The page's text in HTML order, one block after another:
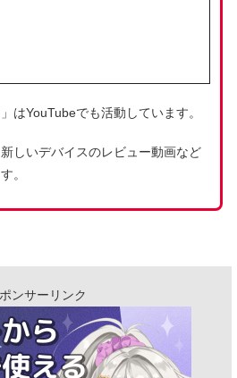
はYouTubeでも活動しています。
しいデバイスのレビュー動画など
。
ンサーリンク